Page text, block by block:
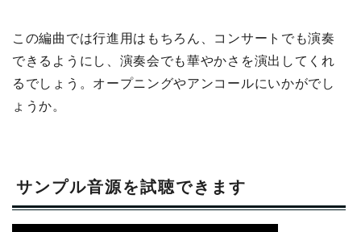
この編曲では行進用はもちろん、コンサートでも演奏
できるようにし、演奏会でも華やかさを演出してくれ
るでしょう。オープニングやアンコールにいかがでし
ょうか。
サンプル音源を試聴できます